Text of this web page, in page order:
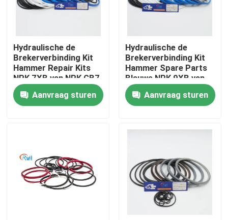
Huis
Producten
Fabrieksreis
Hydraulische de
Brekerverbinding Kit
Hammer Repair Kits
NPK 7XB van NPK GB7
voor
Kruippakjegraafwerktuig
Aanvraag sturen
Hydraulische de
Brekerverbinding Kit
Hammer Spare Parts
Blauwe NPK 9XB van
Pu
Aanvraag sturen